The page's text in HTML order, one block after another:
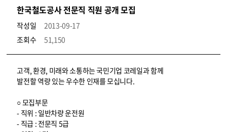
한국철도공사 전문직 직원 공개 모집
작성일
2013-09-17
조회수
51,150
코레일소개_경영공시_채용공고 상세보기 – 내용, 파일, 담당자 연락처로 구성
고객, 환경, 미래와 소통하는 국민기업 코레일과 함께
발전할 역량 있는 우수한 인재를 모십니다.
○ 모집부문
- 직위 : 일반차량 운전원
- 직급 : 전문직 5급